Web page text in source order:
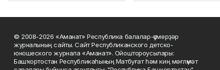
© 2008-2026 «Аманат» Республика балалар-үҫмерҙәр
журналының сайты. Сайт Республиканского детско-
юношеского журнала «Аманат». Ойоштороусылары:
Башҡортостан Республикаһының Матбуғат һәм киң мәғлүмәт